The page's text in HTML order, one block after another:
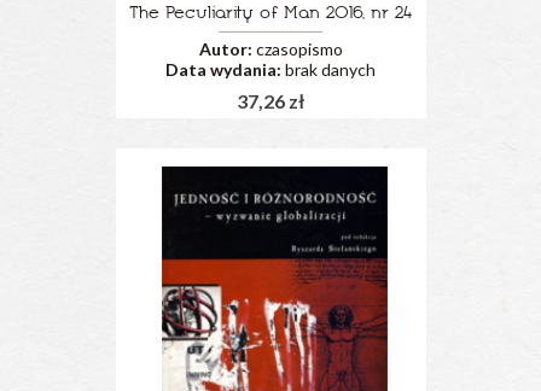
The Peculiarity of Man 2016, nr 24
Autor: czasopismo
Data wydania: brak danych
37,26 zł